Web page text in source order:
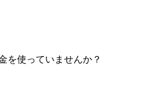
を使っていませんか？